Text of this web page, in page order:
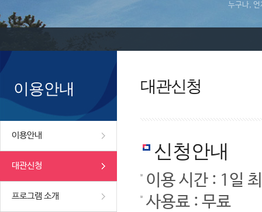
누구나, 언
이용안내
이용안내
대관신청
프로그램 소개
대관신청
신청안내
이용 시간 : 1일
사용료 : 무료